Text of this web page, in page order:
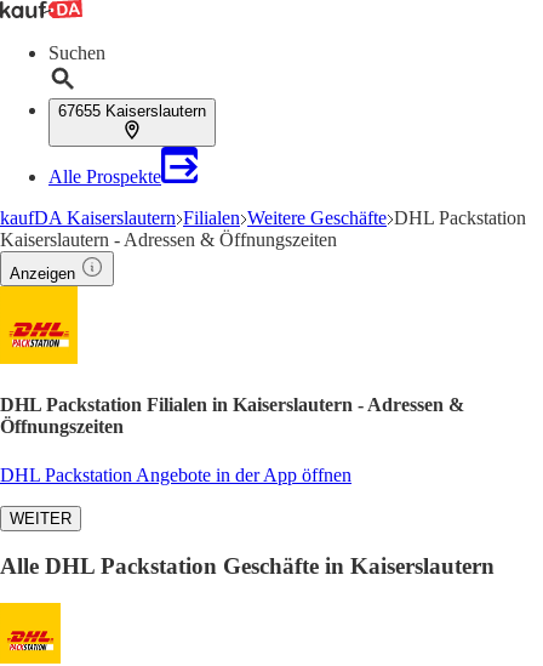
Suchen
67655 Kaiserslautern
Alle Prospekte
kaufDA Kaiserslautern Filialen Weitere Geschäfte DHL Packstation
Kaiserslautern - Adressen & Öffnungszeiten
Anzeigen
DHL Packstation Filialen in Kaiserslautern - Adressen &
Öffnungszeiten
DHL Packstation Angebote in der App öffnen
WEITER
Alle DHL Packstation Geschäfte in Kaiserslautern